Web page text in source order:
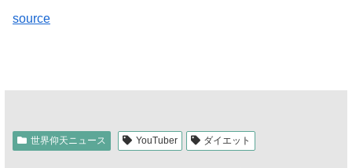
source
世界仰天ニュース YouTuber ダイエット